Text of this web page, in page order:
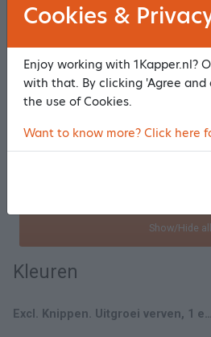
Incl.
Incl. Knippen. Verven half lang haar. 1 egale kleur.
Show/Hide all
Kleuren
Excl. Knippen. Uitgroei verven, 1 egale kleur.
Cookies &
Enjoy working with 1Kapper.nl?
with that. By clicking 'Agree and
the use of Cookies.
Want to know more? Click here